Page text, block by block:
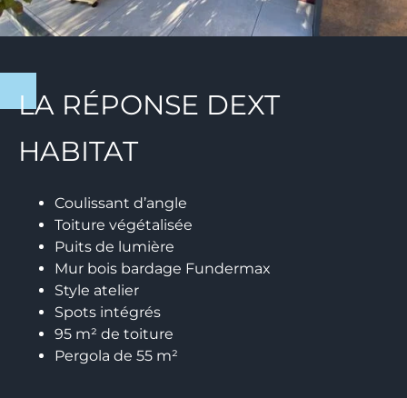
LA RÉPONSE DEXT
HABITAT
Coulissant d’angle
Toiture végétalisée
Puits de lumière
Mur bois bardage Fundermax
Style atelier
Spots intégrés
95 m² de toiture
Pergola de 55 m²